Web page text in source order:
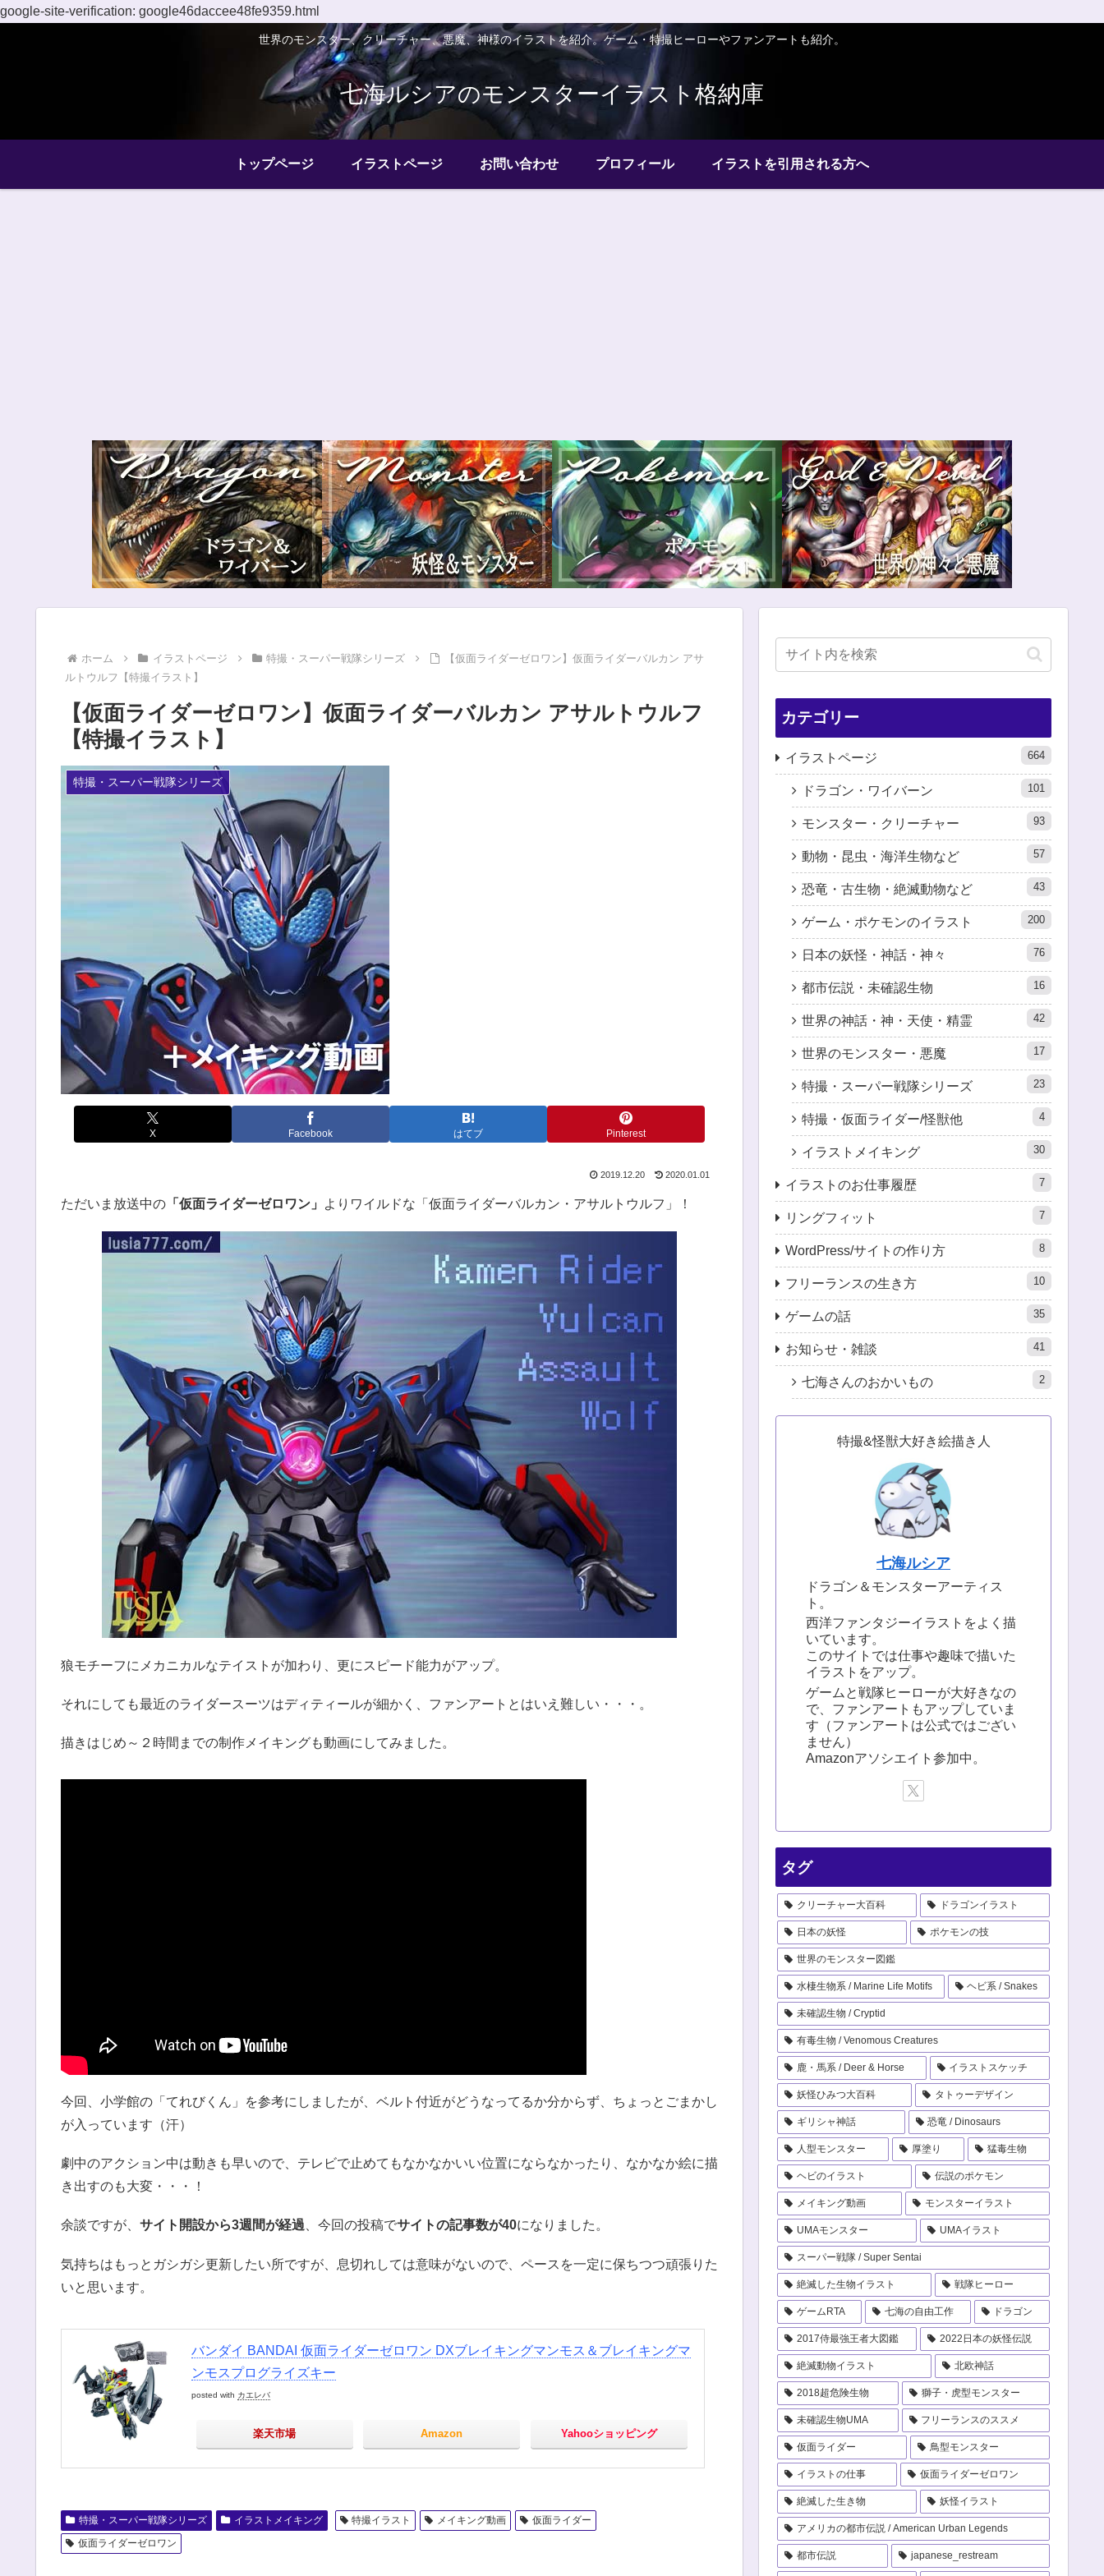
google-site-verification: google46daccee48fe9359.html
世界のモンスター、クリーチャー、悪魔、神様のイラストを紹介。ゲーム・特撮ヒーローやファンアートも紹介。
七海ルシアのモンスターイラスト格納庫
トップページ イラストページ お問い合わせ プロフィール イラストを引用される方へ
ホーム イラストページ 特撮・スーパー戦隊シリーズ
【仮面ライダーゼロワン】仮面ライダーバルカン アサ
ルトウルフ【特撮イラスト】
【仮面ライダーゼロワン】仮面ライダーバルカン アサルトウルフ
【特撮イラスト】
特撮・スーパー戦隊シリーズ
X Facebook はてブ Pinterest
2019.12.20 2020.01.01
ただいま放送中の 「仮面ライダーゼロワン」 よりワイルドな「仮面ライダーバルカン・アサルトウルフ」！
狼モチーフにメカニカルなテイストが加わり、更にスピード能力がアップ。
それにしても最近のライダースーツはディティールが細かく、ファンアートとはいえ難しい・・・。
描きはじめ～２時間までの制作メイキングも動画にしてみました。
今回、小学館の「てれびくん」を参考にしましたが、ベルト付近がどうなってるか分からず、ちょっとごまかし
が入っています（汗）
劇中のアクション中は動きも早いので、テレビで止めてもなかなかいい位置にならなかったり、なかなか絵に描
き出すのも大変・・・！
余談ですが、 サイト開設から3週間が経過、今回の投稿でサイトの記事数が40になりました。
気持ちはもっとガシガシ更新したい所ですが、息切れしては意味がないので、ペースを一定に保ちつつ頑張りた
いと思います。
バンダイ BANDAI 仮面ライダーゼロワン DXブレイキングマンモス＆ブレイキングマ
ンモスプログライズキー
posted with カエレバ
楽天市場 Amazon Yahooショッピング
特撮・スーパー戦隊シリーズ イラストメイキング 特撮イラスト メイキング動画
仮面ライダー
仮面ライダーゼロワン
カテゴリー
イラストページ 664
ドラゴン・ワイバーン 101
モンスター・クリーチャー 93
動物・昆虫・海洋生物など 57
恐竜・古生物・絶滅動物など 43
ゲーム・ポケモンのイラスト 200
日本の妖怪・神話・神々 76
都市伝説・未確認生物 16
世界の神話・神・天使・精霊 42
世界のモンスター・悪魔 17
特撮・スーパー戦隊シリーズ 23
特撮・仮面ライダー/怪獣他 4
イラストメイキング 30
イラストのお仕事履歴 7
リングフィット 7
WordPress/サイトの作り方 8
フリーランスの生き方 10
ゲームの話 35
お知らせ・雑談 41
七海さんのおかいもの 2
特撮&怪獣大好き絵描き人
七海ルシア
ドラゴン＆モンスターアーティス
ト。
西洋ファンタジーイラストをよく描
いています。
このサイトでは仕事や趣味で描いた
イラストをアップ。
ゲームと戦隊ヒーローが大好きなの
で、ファンアートもアップしていま
す（ファンアートは公式ではござい
ません）
Amazonアソシエイト参加中。
タグ
クリーチャー大百科 ドラゴンイラスト
日本の妖怪 ポケモンの技
世界のモンスター図鑑
水棲生物系 / Marine Life Motifs ヘビ系 / Snakes
未確認生物 / Cryptid
有毒生物 / Venomous Creatures
鹿・馬系 / Deer & Horse イラストスケッチ
妖怪ひみつ大百科 タトゥーデザイン
ギリシャ神話 恐竜 / Dinosaurs
人型モンスター 厚塗り 猛毒生物
ヘビのイラスト 伝説のポケモン
メイキング動画 モンスターイラスト
UMAモンスター UMAイラスト
スーパー戦隊 / Super Sentai
絶滅した生物イラスト 戦隊ヒーロー
ゲームRTA 七海の自由工作 ドラゴン
2017侍最強王者大図鑑 2022日本の妖怪伝説
絶滅動物イラスト 北欧神話
2018超危険生物 獅子・虎型モンスター
未確認生物UMA フリーランスのススメ
仮面ライダー 鳥型モンスター
イラストの仕事 仮面ライダーゼロワン
絶滅した生き物 妖怪イラスト
アメリカの都市伝説 / American Urban Legends
都市伝説 japanese_restream